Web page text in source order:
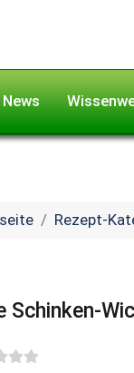
News
Rezept-
Schinken-